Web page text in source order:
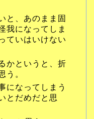
と、あのまま固
我になってしま
ていはいけない
かというと、折
う。
になってしまう
とだめだと思